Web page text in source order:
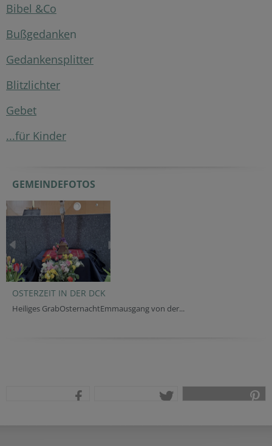
Bibel &Co
Bußgedanken
Gedankensplitter
Blitzlichter
Gebet
...für Kinder
GEMEINDEFOTOS
OSTERZEIT IN DER DCK
Heiliges GrabOsternachtEmmausgang von der...